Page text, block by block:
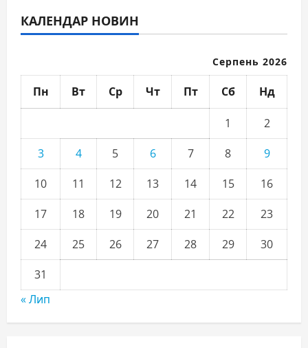
КАЛЕНДАР НОВИН
Серпень 2026
Пн Вт Ср Чт Пт Сб Нд
1
2
3
4 5 6 7 8
9
10
11 12 13 14 15
16
17
18 19 20 21 22
23
24
25 26 27 28 29
30
31
« Лип